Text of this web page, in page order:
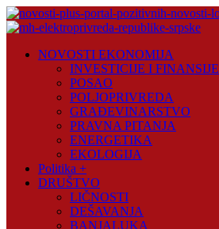
Skip
to
Plus
NOVOSTI EKONOMIJA
INVESTICIJE I FINANSIJE
POSAO
POLJOPRIVREDA
GRAĐEVINARSTVO
PRAVNA PITANJA
ENERGETIKA
EKOLOGIJA
Politika +
DRUŠTVO
LIČNOSTI
DEŠAVANJA
BANJALUKA